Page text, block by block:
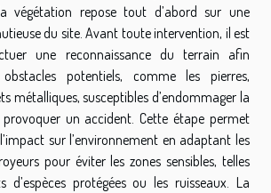
végétation repose tout d’abord sur une
du site. Avant toute intervention, il est
une reconnaissance du terrain afin
potentiels, comme les pierres,
métalliques, susceptibles d’endommager la
un accident. Cette étape permet
sur l’environnement en adaptant les
pour éviter les zones sensibles, telles
d’espèces protégées ou les ruisseaux. La